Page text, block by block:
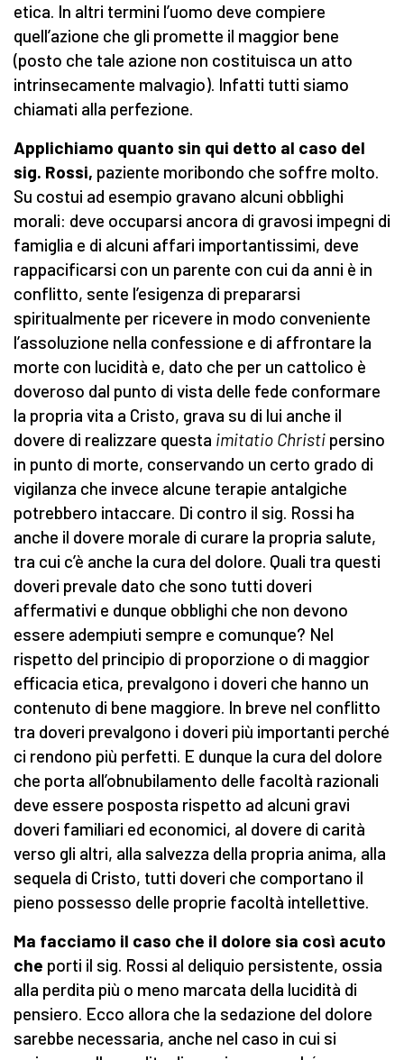
etica. In altri termini l’uomo deve compiere
quell’azione che gli promette il maggior bene
(posto che tale azione non costituisca un atto
intrinsecamente malvagio). Infatti tutti siamo
chiamati alla perfezione.
Applichiamo quanto sin qui detto al caso del
sig. Rossi, paziente moribondo che soffre molto.
Su costui ad esempio gravano alcuni obblighi
morali: deve occuparsi ancora di gravosi impegni di
famiglia e di alcuni affari importantissimi, deve
rappacificarsi con un parente con cui da anni è in
conflitto, sente l’esigenza di prepararsi
spiritualmente per ricevere in modo conveniente
l’assoluzione nella confessione e di affrontare la
morte con lucidità e, dato che per un cattolico è
doveroso dal punto di vista delle fede conformare
la propria vita a Cristo, grava su di lui anche il
dovere di realizzare questa imitatio Christi persino
in punto di morte, conservando un certo grado di
vigilanza che invece alcune terapie antalgiche
potrebbero intaccare. Di contro il sig. Rossi ha
anche il dovere morale di curare la propria salute,
tra cui c’è anche la cura del dolore. Quali tra questi
doveri prevale dato che sono tutti doveri
affermativi e dunque obblighi che non devono
essere adempiuti sempre e comunque? Nel
rispetto del principio di proporzione o di maggior
efficacia etica, prevalgono i doveri che hanno un
contenuto di bene maggiore. In breve nel conflitto
tra doveri prevalgono i doveri più importanti perché
ci rendono più perfetti. E dunque la cura del dolore
che porta all’obnubilamento delle facoltà razionali
deve essere posposta rispetto ad alcuni gravi
doveri familiari ed economici, al dovere di carità
verso gli altri, alla salvezza della propria anima, alla
sequela di Cristo, tutti doveri che comportano il
pieno possesso delle proprie facoltà intellettive.
Ma facciamo il caso che il dolore sia così acuto
che porti il sig. Rossi al deliquio persistente, ossia
alla perdita più o meno marcata della lucidità di
pensiero. Ecco allora che la sedazione del dolore
sarebbe necessaria, anche nel caso in cui si